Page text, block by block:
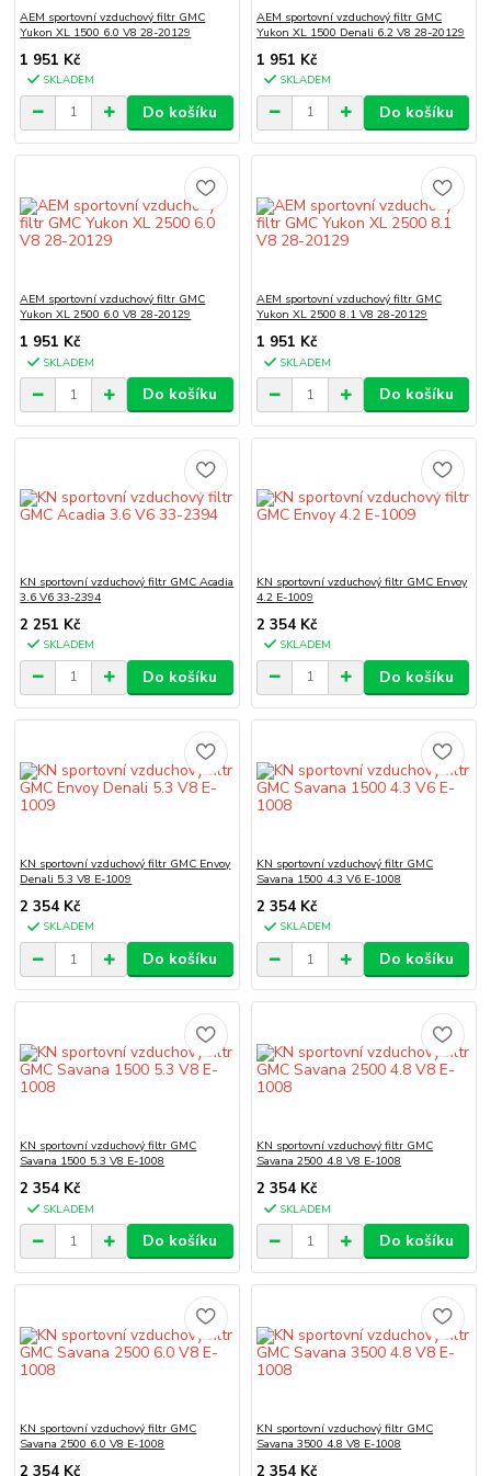
AEM sportovní vzduchový filtr GMC
Yukon XL 1500 6.0 V8 28-20129
1 951 Kč
SKLADEM
Do košíku
AEM sportovní vzduchový filtr GMC
Yukon XL 1500 Denali 6.2 V8 28-20129
1 951 Kč
SKLADEM
Do košíku
AEM sportovní vzduchový filtr GMC
Yukon XL 2500 6.0 V8 28-20129
1 951 Kč
SKLADEM
Do košíku
AEM sportovní vzduchový filtr GMC
Yukon XL 2500 8.1 V8 28-20129
1 951 Kč
SKLADEM
Do košíku
KN sportovní vzduchový filtr GMC Acadia
3.6 V6 33-2394
2 251 Kč
SKLADEM
Do košíku
KN sportovní vzduchový filtr GMC Envoy
4.2 E-1009
2 354 Kč
SKLADEM
Do košíku
KN sportovní vzduchový filtr GMC Envoy
Denali 5.3 V8 E-1009
2 354 Kč
SKLADEM
Do košíku
KN sportovní vzduchový filtr GMC
Savana 1500 4.3 V6 E-1008
2 354 Kč
SKLADEM
Do košíku
KN sportovní vzduchový filtr GMC
Savana 1500 5.3 V8 E-1008
2 354 Kč
SKLADEM
Do košíku
KN sportovní vzduchový filtr GMC
Savana 2500 4.8 V8 E-1008
2 354 Kč
SKLADEM
Do košíku
KN sportovní vzduchový filtr GMC
Savana 2500 6.0 V8 E-1008
2 354 Kč
KN sportovní vzduchový filtr GMC
Savana 3500 4.8 V8 E-1008
2 354 Kč